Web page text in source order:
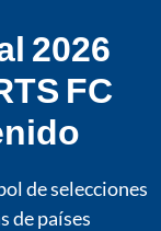
2026
FC
de selecciones
de países